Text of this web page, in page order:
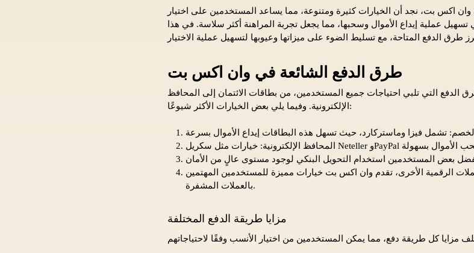
اكس بت، نجد أن الخيارات كثيرة ومتنوعة، مما يساعد المستخدمين على اختيار
عملية إيداع الأموال وسحبها، مما يجعل تجربة المراهنة أكثر سلاسة. في هذا
طرق الدفع الشائعة في وان اكس بت
التي تلبي احتياجات جميع المستخدمين، من بطاقات الائتمان إلى المحافظ
الإلكترونية. وفيما يلي بعض الخيارات الأكثر شيوعًا:
الرقمية الأخرى، تقدم وان اكس بت خيارات مميزة للمستخدمين المهتمين
بالعملات المشفرة.
مزايا طريقة الدفع المختلفة